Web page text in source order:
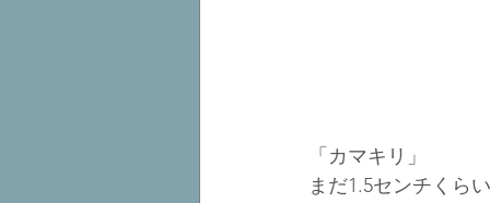
「カマキリ」
まだ1.5センチくら